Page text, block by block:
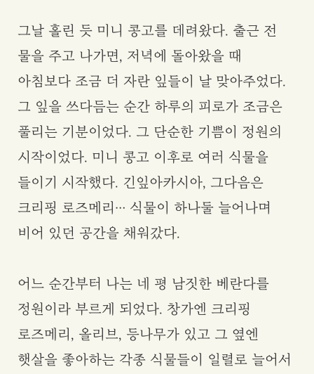
그날 홀린 듯 미니 콩고를 데려왔다. 출근 전
물을 주고 나가면, 저녁에 돌아왔을 때
아침보다 조금 더 자란 잎들이 날 맞아주었다.
그 잎을 쓰다듬는 순간 하루의 피로가 조금은
풀리는 기분이었다. 그 단순한 기쁨이 정원의
시작이었다. 미니 콩고 이후로 여러 식물을
들이기 시작했다. 긴잎아카시아, 그다음은
크리핑 로즈메리… 식물이 하나둘 늘어나며
비어 있던 공간을 채워갔다.
어느 순간부터 나는 네 평 남짓한 베란다를
정원이라 부르게 되었다. 창가엔 크리핑
로즈메리, 올리브, 등나무가 있고 그 옆엔
햇살을 좋아하는 각종 식물들이 일렬로 늘어서